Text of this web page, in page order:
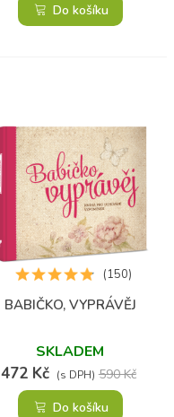
Do košíku
BABIČKO, VYPRÁVĚJ
SKLADEM
472 Kč (s DPH) 590 Kč
(150)
Do košíku